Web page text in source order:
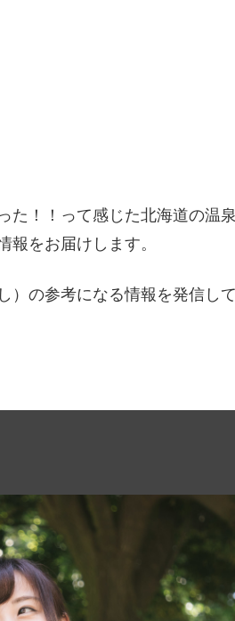
た！！って感じた北海道の温
報をお届けします。
）の参考になる情報を発信し